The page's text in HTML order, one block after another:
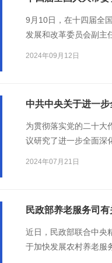
9月10日，在十四届全
发展和改革委员会副主
2024年09月12日
中共中央关于进一
为贯彻落实党的二十大
议研究了进一步全面深
2024年07月21日
近日，民政部联合中央
于加快发展农村养老服